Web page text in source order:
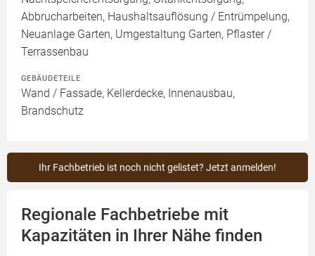
Abbrucharbeiten, Haushaltsauflösung / Entrümpelung,
Neuanlage Garten, Umgestaltung Garten, Pflaster /
Terrassenbau
GEBÄUDETEILE
Wand / Fassade, Kellerdecke, Innenausbau,
Brandschutz
Ihr Fachbetrieb ist noch nicht gelistet? Jetzt anmelden!
Regionale Fachbetriebe mit
Kapazitäten in Ihrer Nähe finden